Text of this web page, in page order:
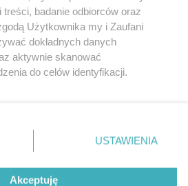
Grupa ZPR Media
badanie odbiorców oraz
Użytkownika my i Zaufani
dokładnych danych
aktywnie skanować
do celów identyfikacji.
przycisk ustawień prywatności
dolnym rogu strony
nie wymagają zgody
prawo sprzeciwić się takiemu
USTAWIENIA
Akceptuję